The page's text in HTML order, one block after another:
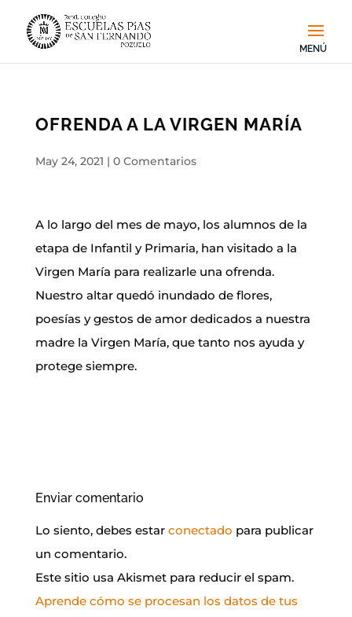
OFRENDA A LA VIRGEN MARÍA
May 24, 2021 | 0 Comentarios
A lo largo del mes de mayo, los alumnos de la
etapa de Infantil y Primaria, han visitado a la
Virgen María para realizarle una ofrenda.
Nuestro altar quedó inundado de flores,
poesías y gestos de amor dedicados a nuestra
madre la Virgen María, que tanto nos ayuda y
protege siempre.
Enviar comentario
Lo siento, debes estar conectado para publicar
un comentario.
Este sitio usa Akismet para reducir el spam.
Aprende cómo se procesan los datos de tus